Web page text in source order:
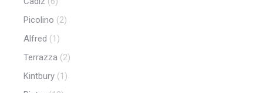
Picolino (2)
Alfred (1)
Terrazza (2)
Kintbury (1)